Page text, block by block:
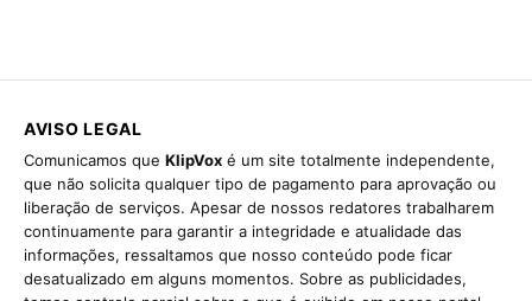
AVISO LEGAL
Comunicamos que KlipVox é um site totalmente independente,
que não solicita qualquer tipo de pagamento para aprovação ou
liberação de serviços. Apesar de nossos redatores trabalharem
continuamente para garantir a integridade e atualidade das
informações, ressaltamos que nosso conteúdo pode ficar
desatualizado em alguns momentos. Sobre as publicidades,